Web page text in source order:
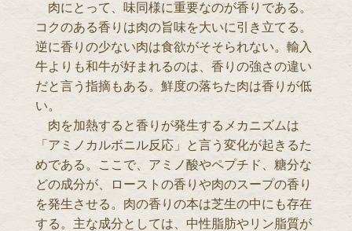
肉にとって、味同様に重要なのが香りである。
コクのある香りは肉の旨味を大いに引き立てる。
逆に香りの少ない肉は食欲がそそられない。輸入
牛よりも和牛が好まれるのは、香りの強さの違い
だと言う指摘もある。鮮度の落ちた肉は香りが低
い。
肉を加熱すると香りが発生するメカニズムは
「アミノカルボニル反応」と言う変化が起きるた
めである。ここで、アミノ酸やペプチド、糖分な
どの成分が、ローストの香りや肉のスープの香り
を発生させる。肉の香りの本は芝生の中にも存在
する。主な成分としては、中性脂肪やリン脂質が